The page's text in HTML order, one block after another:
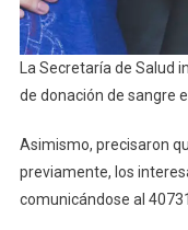
La Secretaría de Salud
de donación de sangre
Asimismo, precisaron
previamente, los
comunicándose al